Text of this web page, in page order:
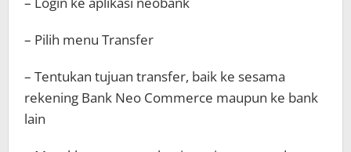
– Pilih menu Transfer
– Tentukan tujuan transfer, baik ke sesama
rekening Bank Neo Commerce maupun ke bank
lain